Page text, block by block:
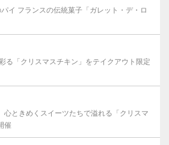
イ フランスの伝統菓子「ガレット・デ・ロ
る「クリスマスチキン」をテイクアウト限定
心ときめくスイーツたちで溢れる「クリスマ
催